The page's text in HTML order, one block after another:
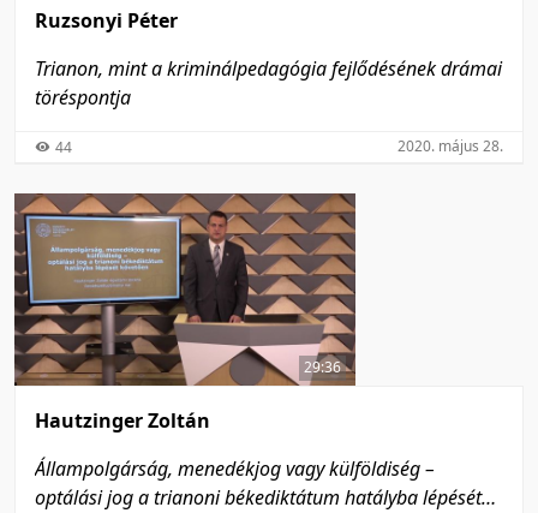
Ruzsonyi Péter
Trianon, mint a kriminálpedagógia fejlődésének drámai
töréspontja
44 2020. május 28.
29:36
Hautzinger Zoltán
Állampolgárság, menedékjog vagy külföldiség –
optálási jog a trianoni békediktátum hatályba lépését